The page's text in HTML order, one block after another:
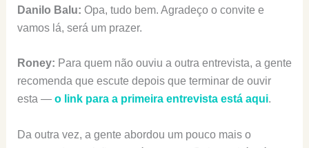
Danilo Balu: Opa, tudo bem. Agradeço o convite e
vamos lá, será um prazer.
Roney: Para quem não ouviu a outra entrevista, a gente
recomenda que escute depois que terminar de ouvir
esta — o link para a primeira entrevista está aqui.
Da outra vez, a gente abordou um pouco mais o